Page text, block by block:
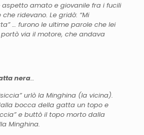
aspetto amato e giovanile fra i fucili
ridevano. Le gridò: “Mi
… furono le ultime parole che lei
via il motore, che andava
nera…
urlò la Minghina (la vicina).
bocca della gatta un topo e
e buttò il topo morto dalla
Minghina.